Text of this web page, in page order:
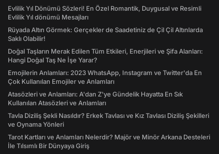
Evlilik Yıl Dönümü Sözleri! En Özel Romantik, Duygusal ve Resimli
Evlilik Yıl dönümü Mesajları
Rüyada Altın Görmek: Gerçekler de Saadetiniz de Çil Çil Altınlarda
Saklı Olabilir!
Doğal Taşların Merak Edilen Tüm Etkileri, Enerjileri ve Şifa Alanları:
Hangi Doğal Taş Ne İşe Yarar?
Emojilerin Anlamları: 2023 WhatsApp, Instagram ve Twitter'da En
Çok Kullanılan Emojiler ve Anlamları
Atasözleri ve Anlamları: A'dan Z'ye Gündelik Hayatta En Sık
Kullanılan Atasözleri ve Anlamları
Tavla Diziliş Şekli Nasıldır? Erkek Tavlası ve Kız Tavlası Diziliş Şekilleri
ve Oynama Yönleri
Tarot Kartları ve Anlamları Nelerdir? Majör ve Minör Arkana Desteleri
İle Tılsımlı Bir Dünyaya Giriş